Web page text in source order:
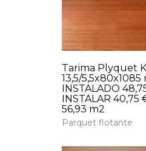
Tarima Plyquet
13,5/5,5x80x1085
INSTALADO
INSTALAR 40,75
56,93 m2
Parquet flotante